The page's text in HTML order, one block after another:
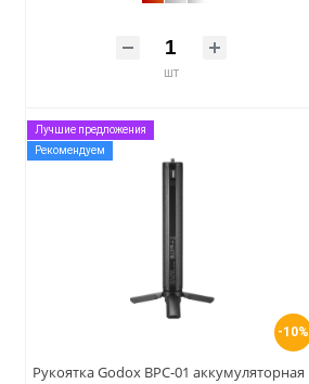
шт
-10%
Лучшие предложения
Рекомендуем
Рукоятка Godox BPC-01 аккумуляторная